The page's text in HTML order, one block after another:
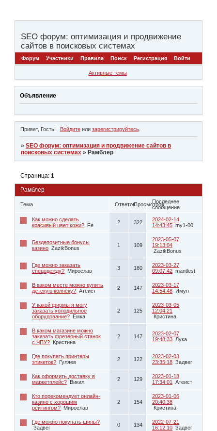
SEO форум: оптимизация и продвижение
сайтов в поисковых системах
Форум Участники Правила Поиск Регистрация Войти
Активные темы
Объявление
Привет, Гость! Войдитеили зарегистрируйтесь.
»SEO форум: оптимизация и продвижение сайтов в
поисковых системах » Рамблер
Рамблер
Страница:1
Тема ОтветовПросмотровПоследнее
сообщение
Как можно сделать
красивый цвет кожи? Fe 2 322
2024-02-14
14:43:45 my1-00
Бездепозитные бонусы
казино ZazikBonus 1 109
2023-05-07
19:13:04
ZazikBonus
Где можно заказать
спецодежду? Мирослав 3 180
2023-03-27
09:07:42 mantlest
В каком месте можно купить
детскую коляску? Атеист 2 147
2023-03-17
14:54:48 Имун
У какой фирмы я могу
заказать холодильное
оборудование? Емка
2 125
2023-03-05
12:04:21
Кристина
В каком магазине можно
заказать фрезерный станок
с ЧПУ? Кристина
2 147
2023-02-07
19:48:33 Лука
Где покупать принтеры
этикеток? Гуляев 2 122
2023-02-03
23:35:18 Задвег
Как оформить доставку в
маркетплейс? Викил 2 129
2023-01-18
17:34:01
Атеист
Кто порекомендует онлайн-
казино с хорошим
рейтингом? Мирослав
2 154
2023-01-06
20:40:38
Кристина
Где можно покупать шины?
Задвег
0 134
2022-07-21
16:12:10 Задвег